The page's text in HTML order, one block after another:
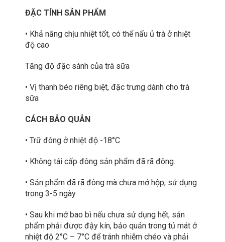
ĐẶC TÍNH SẢN PHẨM
• Khả năng chịu nhiệt tốt, có thể nấu ủ trà ở nhiệt
độ cao
Tăng độ đặc sánh của trà sữa
• Vị thanh béo riêng biệt, đặc trưng dành cho trà
sữa
CÁCH BẢO QUẢN
• Trữ đông ở nhiệt độ -18°C
• Không tái cấp đông sản phẩm đã rã đông.
• Sản phẩm đã rã đông mà chưa mở hộp, sử dụng
trong 3-5 ngày.
• Sau khi mở bao bì nếu chưa sử dụng hết, sản
phẩm phải được đậy kín, bảo quản trong tủ mát ở
nhiệt độ 2°C – 7°C để tránh nhiễm chéo và phải